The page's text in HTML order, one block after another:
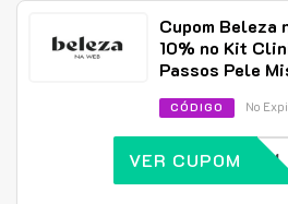
Cupom Beleza
10% no Kit
Passos Pele
CÓDIGO No
VER CUPOM